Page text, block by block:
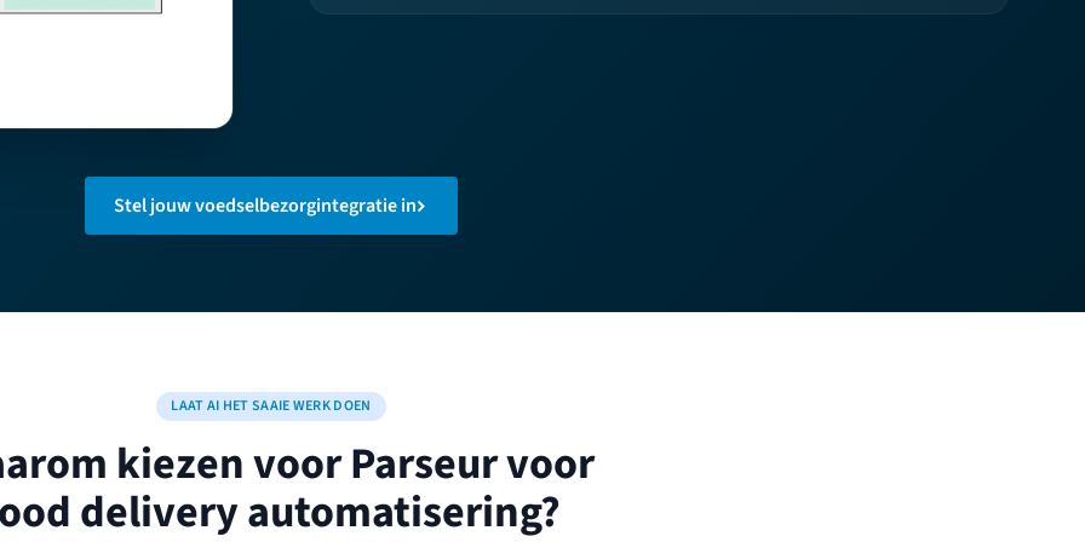
Stel jouw voedselbezorgintegratie in
LAAT AI HET SAAIE WERK DOEN
kiezen voor Parseur voor
delivery automatisering?